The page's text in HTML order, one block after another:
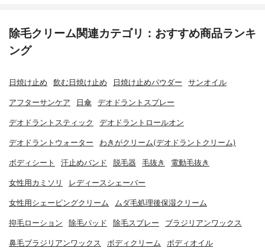
除毛クリーム関連カテゴリ：おすすめ商品ランキ
ング
日焼け止め 飲む日焼け止め 日焼け止めパウダー サンオイル
アフターサンケア 日傘 デオドラントスプレー
デオドラントスティック デオドラントロールオン
デオドラントウォーター わきがクリーム(デオドラントクリーム)
ボディシート 汗止めバンド 脱毛器 毛抜き 電動毛抜き
女性用カミソリ レディースシェーバー
女性用シェービングクリーム ムダ毛処理後保湿クリーム
抑毛ローション 除毛パッド 除毛スプレー ブラジリアンワックス
鼻毛ブラジリアンワックス ボディクリーム ボディオイル